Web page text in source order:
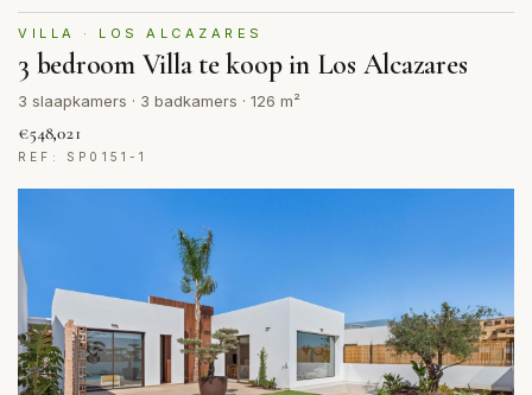
VILLA · LOS ALCAZARES
3 bedroom Villa te koop in Los Alcazares
3 slaapkamers · 3 badkamers · 126 m²
€548,021
REF: SP0151-1